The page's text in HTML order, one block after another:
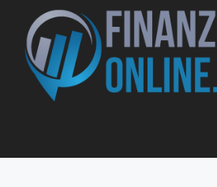
Inhalt
springen